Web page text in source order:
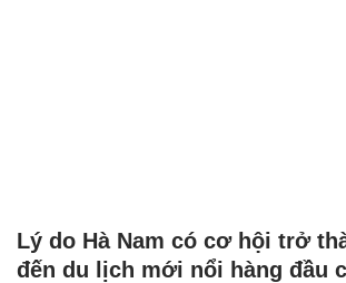
Lý do Hà Nam có cơ hội trở
đến du lịch mới nổi hàng đầu